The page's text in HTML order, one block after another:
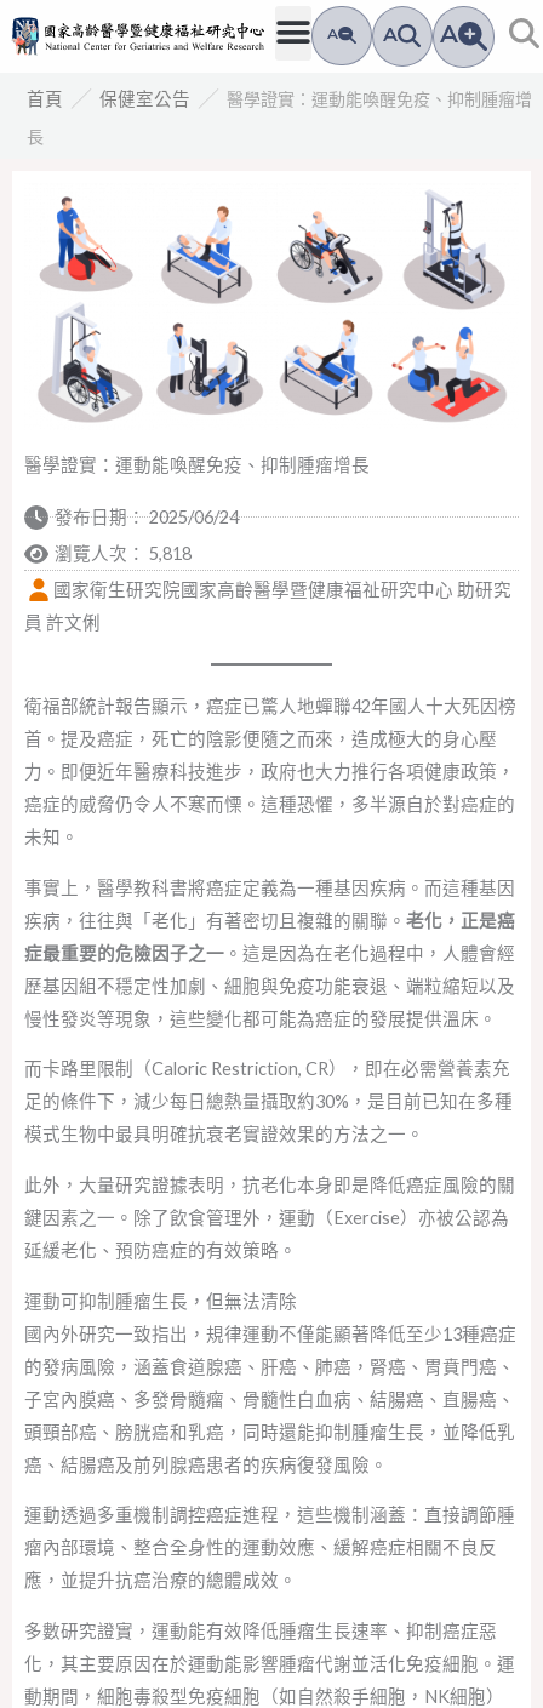
跳
至
A A A
首頁 ／ 保健室公告 ／ 醫學證實：運動能喚醒免疫、抑制腫瘤增
長
醫學證實：運動能喚醒免疫、抑制腫瘤增長
發布日期：2025/06/24
瀏覽人次： 5,818
國家衛生研究院國家高齡醫學暨健康福祉研究中心 助研究
員 許文俐
衛福部統計報告顯示，癌症已驚人地蟬聯42年國人十大死因榜
首。提及癌症，死亡的陰影便隨之而來，造成極大的身心壓
力。即便近年醫療科技進步，政府也大力推行各項健康政策，
癌症的威脅仍令人不寒而慄。這種恐懼，多半源自於對癌症的
未知。
事實上，醫學教科書將癌症定義為一種基因疾病。而這種基因
疾病，往往與「老化」有著密切且複雜的關聯。 老化，正是癌
症最重要的危險因子之一 。這是因為在老化過程中，人體會經
歷基因組不穩定性加劇、細胞與免疫功能衰退、端粒縮短以及
慢性發炎等現象，這些變化都可能為癌症的發展提供溫床。
而卡路里限制（Caloric Restriction, CR），即在必需營養素充
足的條件下，減少每日總熱量攝取約30%，是目前已知在多種
模式生物中最具明確抗衰老實證效果的方法之一。
此外，大量研究證據表明，抗老化本身即是降低癌症風險的關
鍵因素之一。除了飲食管理外，運動（Exercise）亦被公認為
延緩老化、預防癌症的有效策略。
運動可抑制腫瘤生長，但無法清除
國內外研究一致指出，規律運動不僅能顯著降低至少13種癌症
的發病風險，涵蓋食道腺癌、肝癌、肺癌，腎癌、胃賁門癌、
子宮內膜癌、多發骨髓瘤、骨髓性白血病、結腸癌、直腸癌、
頭頸部癌、膀胱癌和乳癌，同時還能抑制腫瘤生長，並降低乳
癌、結腸癌及前列腺癌患者的疾病復發風險。
運動透過多重機制調控癌症進程，這些機制涵蓋：直接調節腫
瘤內部環境、整合全身性的運動效應、緩解癌症相關不良反
應，並提升抗癌治療的總體成效。
多數研究證實，運動能有效降低腫瘤生長速率、抑制癌症惡
化，其主要原因在於運動能影響腫瘤代謝並活化免疫細胞。運
動期間，細胞毒殺型免疫細胞（如自然殺手細胞，NK細胞）